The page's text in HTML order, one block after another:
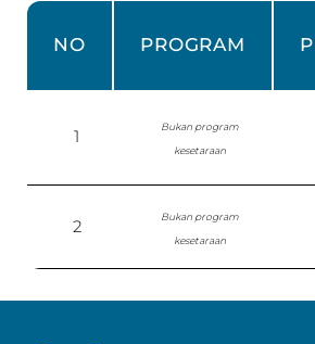
NO PROGRAM
1
Bukan program
kesetaraan
2
Bukan program
kesetaraan